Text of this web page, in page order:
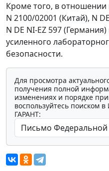
Кроме того, в
N 2100/02001 (Китай), N
N DE NI-EZ 597
усиленного
безопасности.
Для просмотра
получения полной
изменениях и порядке
воспользуйтесь поиском
ГАРАНТ: